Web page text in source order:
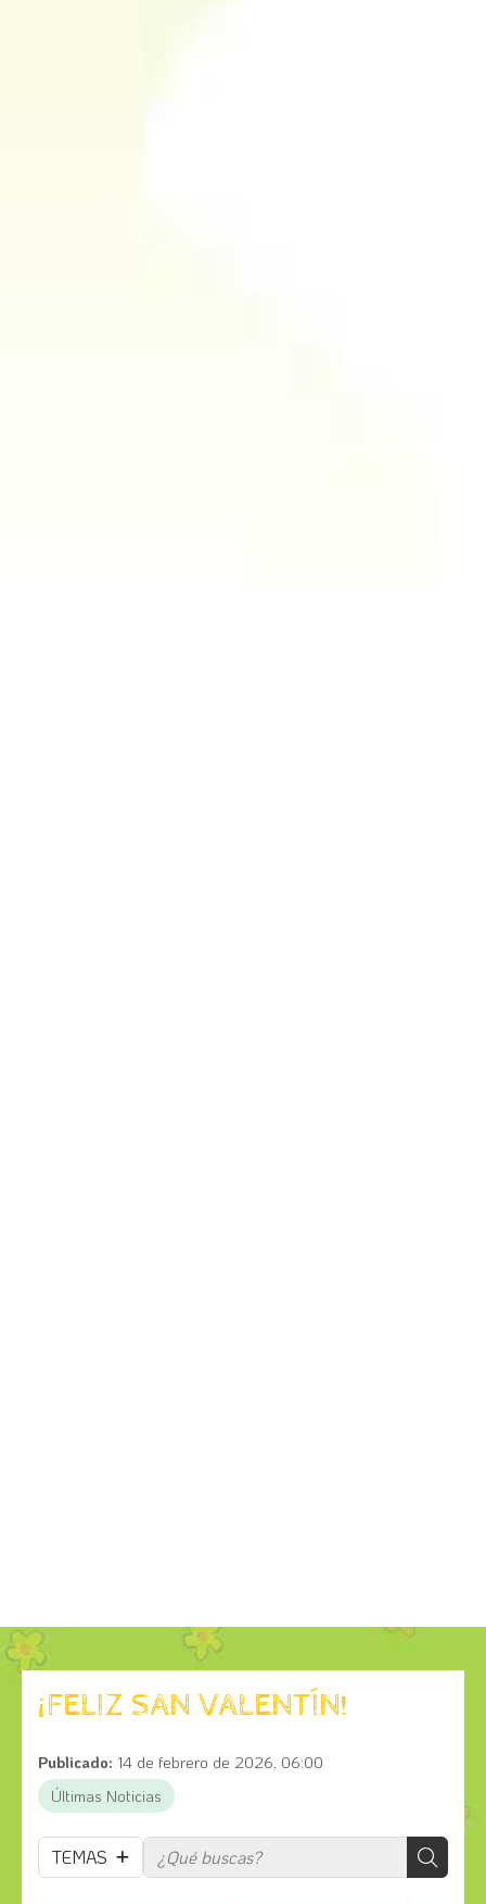
¡FELIZ SAN VALENTÍN!
Publicado: 14 de febrero de 2026, 06:00
Últimas Noticias
TEMAS